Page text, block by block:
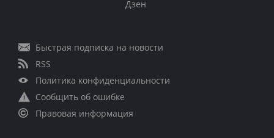
Дзен
Быстрая подписка на новости
RSS
Политика конфиденциальности
Сообщить об ошибке
Правовая информация